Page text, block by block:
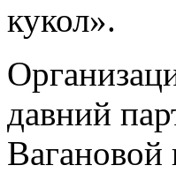
кукол».
давний
Вагановой